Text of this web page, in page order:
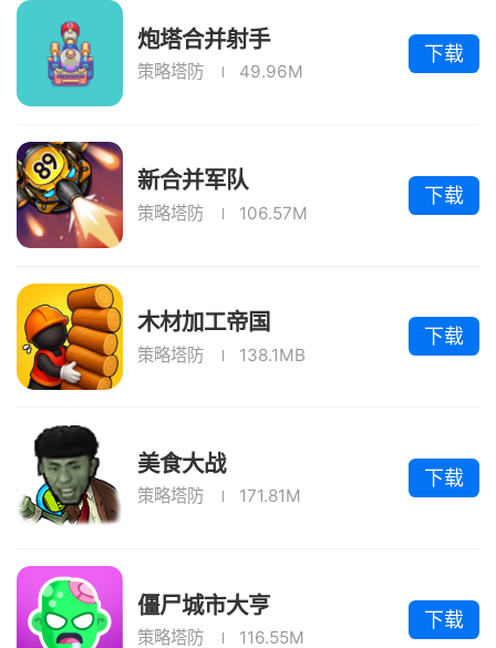
炮塔合并射手
策略塔防 49.96M
下载
新合并军队
策略塔防 106.57M
下载
木材加工帝国
策略塔防 138.1MB
下载
美食大战
策略塔防 171.81M
下载
僵尸城市大亨
策略塔防 116.55M
下载